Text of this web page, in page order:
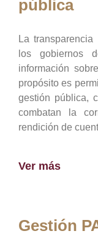
pública
La
los gobiernos
información
propósito es
gestión pública,
combatan la
rendición de
Ver más
Gestión